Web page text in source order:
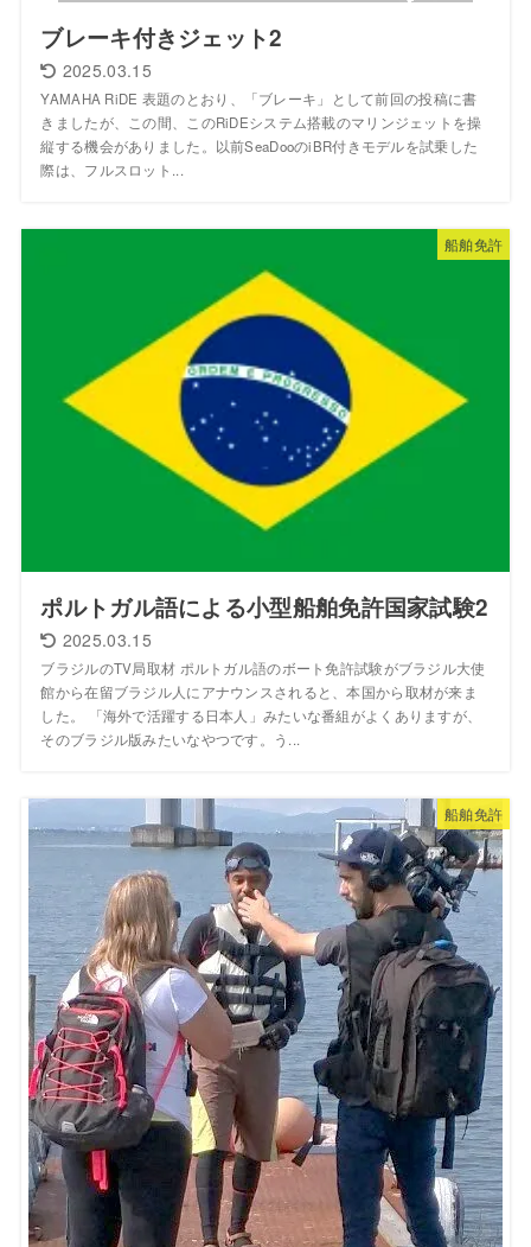
ブレーキ付きジェット2
2025.03.15
YAMAHA RiDE 表題のとおり、「ブレーキ」として前回の投稿に書
きましたが、この間、このRiDEシステム搭載のマリンジェットを操
縦する機会がありました。以前SeaDooのiBR付きモデルを試乗した
際は、フルスロット...
船舶免許
ポルトガル語による小型船舶免許国家試験2
2025.03.15
ブラジルのTV局取材 ポルトガル語のボート免許試験がブラジル大使
館から在留ブラジル人にアナウンスされると、本国から取材が来ま
した。 「海外で活躍する日本人」みたいな番組がよくありますが、
そのブラジル版みたいなやつです。う...
船舶免許